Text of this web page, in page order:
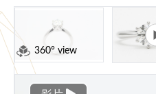
360° view